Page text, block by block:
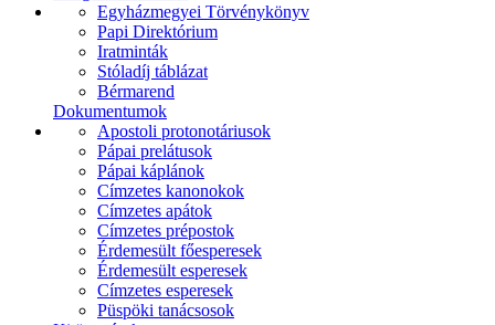
Egyházmegyei Törvénykönyv
Papi Direktórium
Iratminták
Stóladíj táblázat
Bérmarend
Dokumentumok
Apostoli protonotáriusok
Pápai prelátusok
Pápai káplánok
Címzetes kanonokok
Címzetes apátok
Címzetes prépostok
Érdemesült főesperesek
Érdemesült esperesek
Címzetes esperesek
Püspöki tanácsosok